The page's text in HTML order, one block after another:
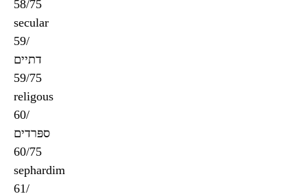
58/75
secular
59/
דתיים
59/75
religous
60/
ספּרדים
60/75
sephardim
61/